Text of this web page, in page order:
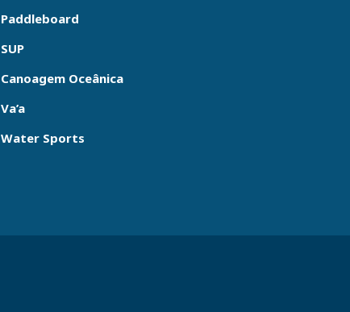
Paddleboard
SUP
Canoagem Oceânica
Va’a
Water Sports